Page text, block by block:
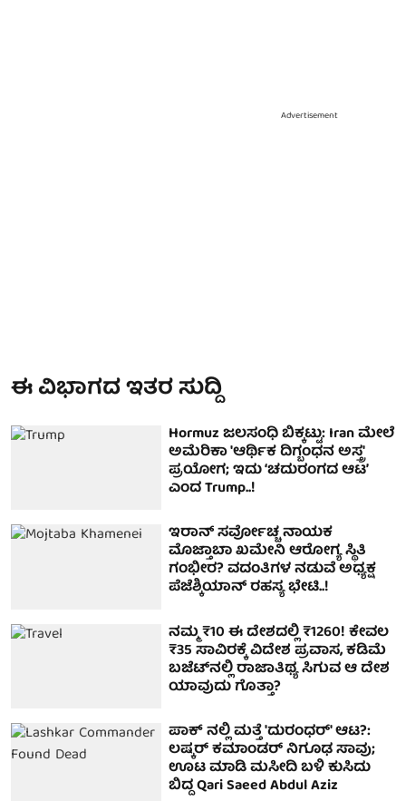
Advertisement
ಈ ವಿಭಾಗದ ಇತರ ಸುದ್ದಿ
Hormuz ಜಲಸಂಧಿ ಬಿಕ್ಕಟ್ಟು: Iran ಮೇಲೆ
ಅಮೆರಿಕಾ 'ಆರ್ಥಿಕ ದಿಗ್ಬಂಧನ ಅಸ್ತ್ರ'
ಪ್ರಯೋಗ; ಇದು ‘ಚದುರಂಗದ ಆಟ’
ಎಂದ Trump..!
ಇರಾನ್ ಸರ್ವೋಚ್ಚ ನಾಯಕ
ಮೊಜ್ತಾಬಾ ಖಮೇನಿ ಆರೋಗ್ಯ ಸ್ಥಿತಿ
ಗಂಭೀರ? ವದಂತಿಗಳ ನಡುವೆ ಅಧ್ಯಕ್ಷ
ಪೆಜೆಶ್ಕಿಯಾನ್ ರಹಸ್ಯ ಭೇಟಿ..!
ನಮ್ಮ ₹10 ಈ ದೇಶದಲ್ಲಿ ₹1260! ಕೇವಲ
₹35 ಸಾವಿರಕ್ಕೆ ವಿದೇಶ ಪ್ರವಾಸ, ಕಡಿಮೆ
ಬಜೆಟ್​​ನಲ್ಲಿ ರಾಜಾತಿಥ್ಯ ಸಿಗುವ ಆ ದೇಶ
ಯಾವುದು ಗೊತ್ತಾ?
ಪಾಕ್ ನಲ್ಲಿ ಮತ್ತೆ 'ದುರಂಧರ್' ಆಟ?:
ಲಷ್ಕರ್ ಕಮಾಂಡರ್ ನಿಗೂಢ ಸಾವು;
ಊಟ ಮಾಡಿ ಮಸೀದಿ ಬಳಿ ಕುಸಿದು
ಬಿದ್ದ Qari Saeed Abdul Aziz